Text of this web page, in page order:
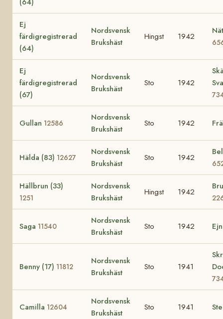
Ej
färdigregistrerad
(64)
Nordsvensk
Brukshäst
Hingst 1942
Ej
färdigregistrerad
(67)
Nordsvensk
Brukshäst
Sto 1942
Gullan 12586
Nordsvensk
Brukshäst
Sto 1942
Hälda (83) 12627
Nordsvensk
Brukshäst
Sto 1942
Hällbrun (33)
1251
Nordsvensk
Brukshäst
Hingst 1942
Saga 11540
Nordsvensk
Brukshäst
Sto 1942
Benny (17) 11812
Nordsvensk
Brukshäst
Sto 1941
Camilla 12604
Nordsvensk
Brukshäst
Sto 1941